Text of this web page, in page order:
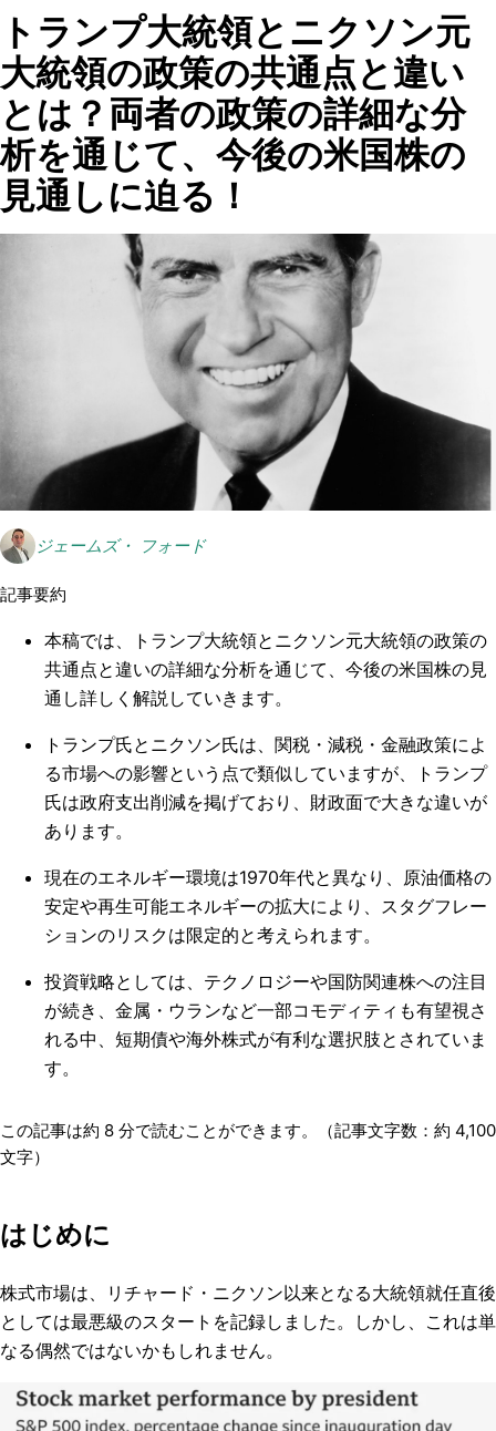
トランプ大統領とニクソン元
大統領の政策の共通点と違い
とは？両者の政策の詳細な分
析を通じて、今後の米国株の
見通しに迫る！
ジェームズ・ フォード
記事要約
本稿では、トランプ大統領とニクソン元大統領の政策の
共通点と違いの詳細な分析を通じて、今後の米国株の見
通し詳しく解説していきます。
トランプ氏とニクソン氏は、関税・減税・金融政策によ
る市場への影響という点で類似していますが、トランプ
氏は政府支出削減を掲げており、財政面で大きな違いが
あります。
現在のエネルギー環境は1970年代と異なり、原油価格の
安定や再生可能エネルギーの拡大により、スタグフレー
ションのリスクは限定的と考えられます。
投資戦略としては、テクノロジーや国防関連株への注目
が続き、金属・ウランなど一部コモディティも有望視さ
れる中、短期債や海外株式が有利な選択肢とされていま
す。
この記事は約 8 分で読むことができます。（記事文字数：約 4,100
文字）
はじめに
株式市場は、リチャード・ニクソン以来となる大統領就任直後
としては最悪級のスタートを記録しました。しかし、これは単
なる偶然ではないかもしれません。